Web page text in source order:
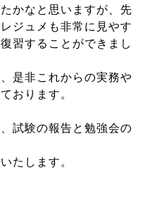
かなと思いますが、先
ジュメも非常に見やす
習することができまし
是非これからの実務や
おります。
試験の報告と勉強会の
たします。